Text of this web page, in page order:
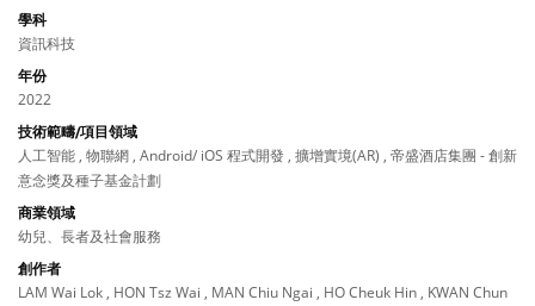
學科
資訊科技
年份
2022
技術範疇/項目領域
人工智能 , 物聯網 , Android/ iOS 程式開發 , 擴增實境(AR) , 帝盛酒店集團 - 創新
意念獎及種子基金計劃
商業領域
幼兒、長者及社會服務
創作者
LAM Wai Lok , HON Tsz Wai , MAN Chiu Ngai , HO Cheuk Hin , KWAN Chun